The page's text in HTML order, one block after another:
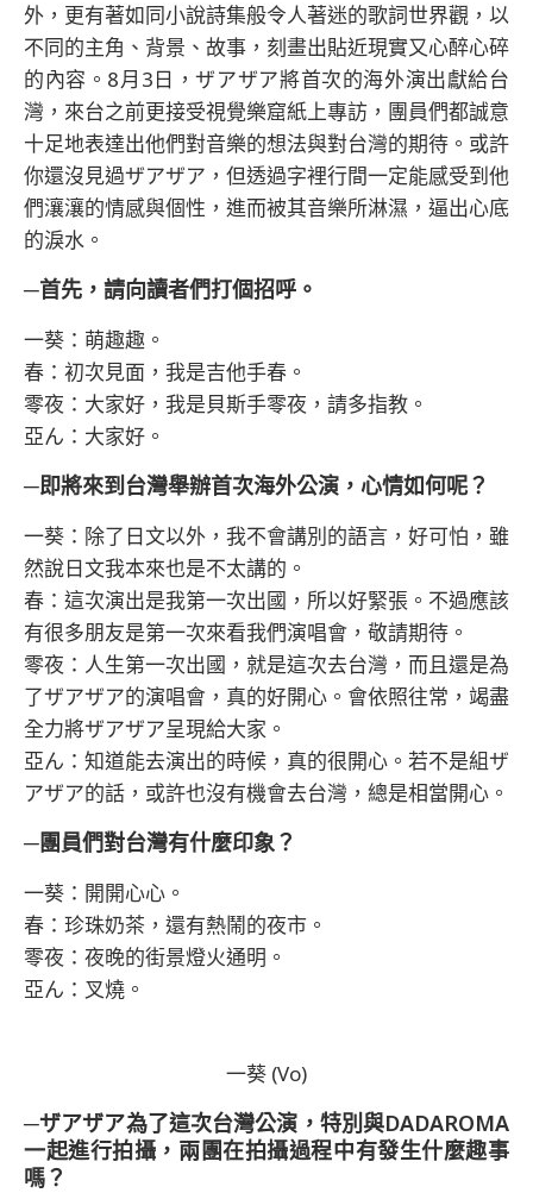
外，更有著如同小說詩集般令人著迷的歌詞世界觀，以
不同的主角、背景、故事，刻畫出貼近現實又心醉心碎
的內容。8月3日，ザアザア將首次的海外演出獻給台
灣，來台之前更接受視覺樂窟紙上專訪，團員們都誠意
十足地表達出他們對音樂的想法與對台灣的期待。或許
你還沒見過ザアザア，但透過字裡行間一定能感受到他
們瀼瀼的情感與個性，進而被其音樂所淋濕，逼出心底
的淚水。
─首先，請向讀者們打個招呼。
一葵：萌趣趣。
春：初次見面，我是吉他手春。
零夜：大家好，我是貝斯手零夜，請多指教。
亞ん：大家好。
─即將來到台灣舉辦首次海外公演，心情如何呢？
一葵：除了日文以外，我不會講別的語言，好可怕，雖
然說日文我本來也是不太講的。
春：這次演出是我第一次出國，所以好緊張。不過應該
有很多朋友是第一次來看我們演唱會，敬請期待。
零夜：人生第一次出國，就是這次去台灣，而且還是為
了ザアザア的演唱會，真的好開心。會依照往常，竭盡
全力將ザアザア呈現給大家。
亞ん：知道能去演出的時候，真的很開心。若不是組ザ
アザア的話，或許也沒有機會去台灣，總是相當開心。
─團員們對台灣有什麼印象？
一葵：開開心心。
春：珍珠奶茶，還有熱鬧的夜市。
零夜：夜晚的街景燈火通明。
亞ん：叉燒。
一葵 (Vo)
─ザアザア為了這次台灣公演，特別與DADAROMA
一起進行拍攝，兩團在拍攝過程中有發生什麼趣事
嗎？